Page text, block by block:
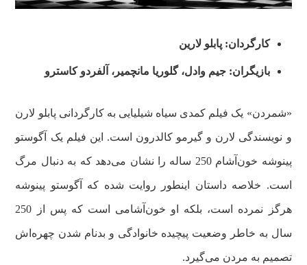
کارگردان: پابلو لارین
بازیگران: جیم وادل، گلوریا مانچمیر، آلفردو کاسترو
«شمردن» یک فیلم کمدی سیاه شیلیایی به کارگردانی پابلو لارن
و نویسندگی لارن و گیرمو کالدرون است. این فیلم یک آگوستو
پینوشه خون‌آشام 250 ساله را نشان می‌دهد که به دنبال مرگ
است. خلاصه داستان اینطور روایت شده که آگوستو پینوشه
هرگز نمرده است، بلکه او خون‌آشامی است که پس از 250
سال به خاطر وضعیت پیچیده خانوادگی و بدنام شدن چهره‌اش
تصمیم به مردن می‌گیرد.